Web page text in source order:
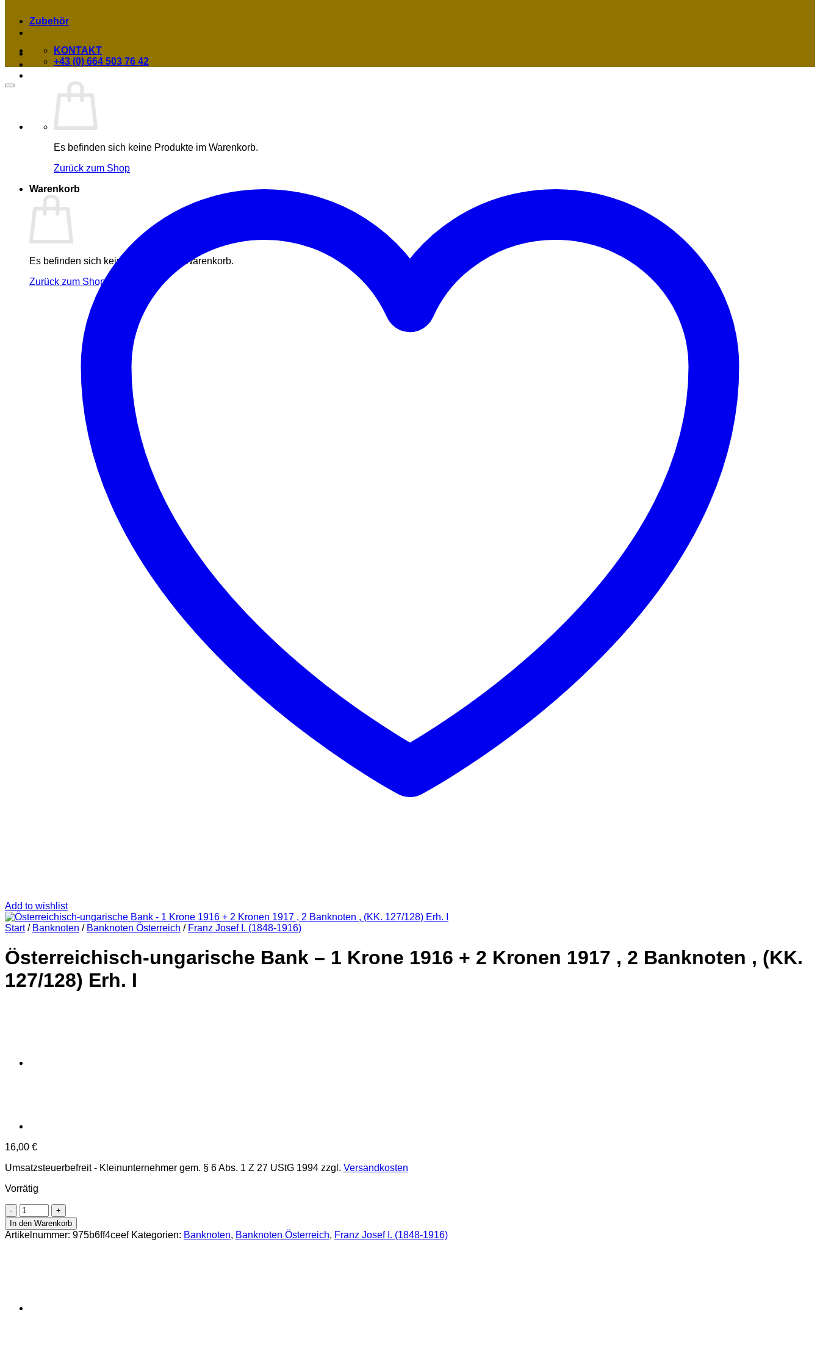
Es befinden sich keine Produkte im Warenkorb.
Zurück zum Shop
Warenkorb
Es befinden sich keine Produkte im Warenkorb.
Zurück zum Shop
Zubehör
KONTAKT
+43 (0) 664 503 76 42
Add to wishlist
Start / Banknoten / Banknoten Österreich / Franz Josef I. (1848-1916)
Österreichisch-ungarische Bank – 1 Krone 1916 + 2 Kronen 1917 , 2 Banknoten , (KK.
127/128) Erh. I
16,00 €
Umsatzsteuerbefreit - Kleinunternehmer gem. § 6 Abs. 1 Z 27 UStG 1994 zzgl. Versandkosten
Vorrätig
Österreichisch-
ungarische
Bank
-
Kronen
In den Warenkorb
Artikelnummer: 975b6ff4ceef Kategorien: Banknoten, Banknoten Österreich, Franz Josef I. (1848-1916)